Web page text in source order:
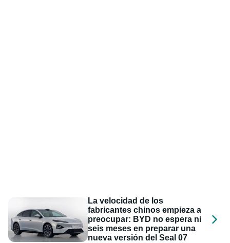
La velocidad de los
fabricantes chinos empieza a
preocupar: BYD no espera ni
seis meses en preparar una
nueva versión del Seal 07